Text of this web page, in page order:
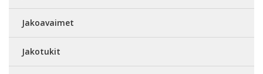
Jakoavaimet
Jakotukit